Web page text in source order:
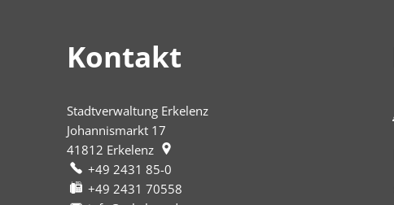
Kontakt
Stadtverwaltung Erkelenz
Johannismarkt 17
41812 Erkelenz
+49 2431 85-0
+49 2431 70558